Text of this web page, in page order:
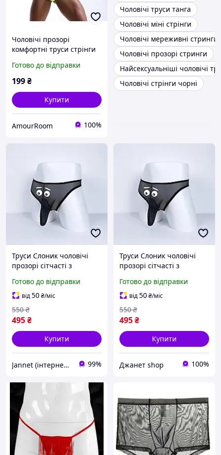
Чоловічі прозорі
комфортні труси стрінги
Готово до відправки
199₴
Купити
AmourRoom 100%
Чоловічі труси танга
Чоловічі міні стрінги
Чоловічі мереживні стринги
Чоловічі прозорі стринги
Найсексуальніші чоловічі
Чоловічі стрінги чорні
Труси Слоник чоловічі
прозорі сітчасті з
Готово до відправки
від50₴/міс
495₴
550 ₴
Купити
Jannet (інтернет-магазин) 99%
Труси Слоник чоловічі
прозорі сітчасті з
Готово до відправки
від50₴/міс
495₴
550 ₴
Купити
Джанет shop 100%